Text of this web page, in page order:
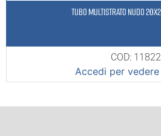
TUBO MULTISTRATO NUDO
COD: 11822
Accedi per